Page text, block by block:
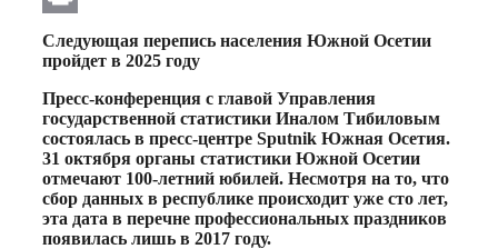
Print
Следующая перепись населения Южной Осетии
пройдет в 2025 году
Пресс-конференция с главой Управления
государственной статистики Иналом Тибиловым
состоялась в пресс-центре Sputnik Южная Осетия.
31 октября органы статистики Южной Осетии
отмечают 100-летний юбилей. Несмотря на то, что
сбор данных в республике происходит уже сто лет,
эта дата в перечне профессиональных праздников
появилась лишь в 2017 году.